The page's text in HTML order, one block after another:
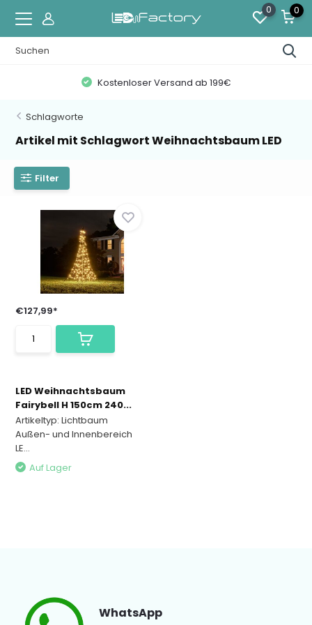
0 0
Kostenloser Versand ab 199€
Schlagworte
Artikel mit Schlagwort Weihnachtsbaum LED
Filter
€127,99*
LED Weihnachtsbaum
Fairybell H 150cm 240...
Artikeltyp: Lichtbaum
Außen- und Innenbereich
LE...
Auf Lager
WhatsApp